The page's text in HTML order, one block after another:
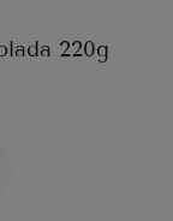
220g